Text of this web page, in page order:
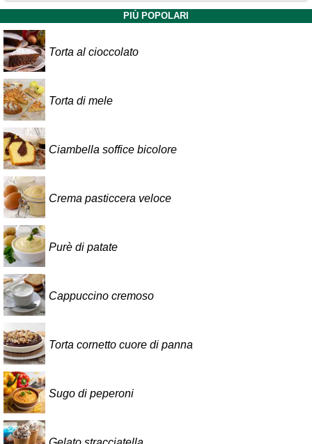
PIÙ POPOLARI
Torta al cioccolato
Torta di mele
Ciambella soffice bicolore
Crema pasticcera veloce
Purè di patate
Cappuccino cremoso
Torta cornetto cuore di panna
Sugo di peperoni